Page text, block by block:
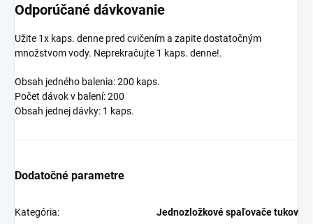
Odporúčané dávkovanie
Užite 1x kaps. denne pred cvičením a zapite dostatočným
množstvom vody. Neprekračujte 1 kaps. denne!.
Obsah jedného balenia: 200 kaps.
Počet dávok v balení: 200
Obsah jednej dávky: 1 kaps.
Dodatočné parametre
Kategória: Jednozložkové spaľovače tukov